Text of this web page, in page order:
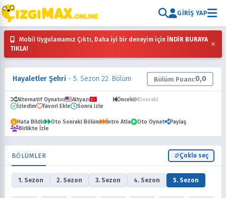
GIRIŞ YAP
Mobil Uygulamamız Çıktı, Daha iyi bir deneyim için İNDİR BURAYA
TIKLA!
×
Hayaletler Şehri - 5. Sezon 22. Bölüm Bölüm Puanı:0,0
Alternatif Oynatıcı Altyazı Önceki
Sonraki
İzledim
Favori Ekle Sonra izle
Hata Bildir Oto Sonraki Bölüm İntro Atla Oto Oynat
Paylaş
Birlikte İzle
BÖLÜMLER Çoklu seç
1. Sezon 2. Sezon 3. Sezon 4. Sezon 5. Sezon